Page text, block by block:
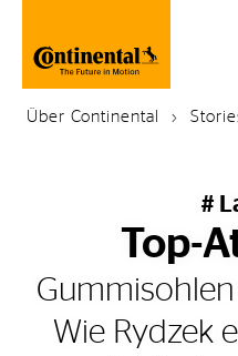
Über Continental
#
Top-
Wie Rydzek